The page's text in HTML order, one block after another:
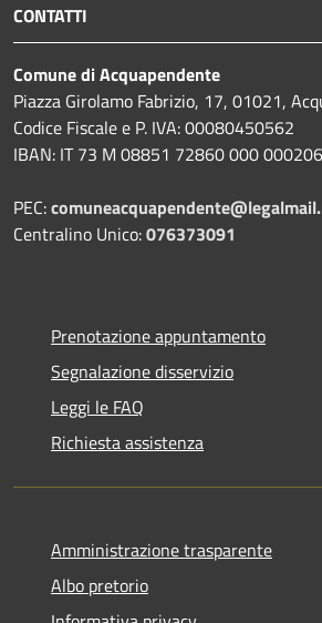
CONTATTI
Comune di Acquapendente
Piazza Girolamo Fabrizio, 17, 01021,
Codice Fiscale e P. IVA: 00080450562
IBAN: IT 73 M 08851 72860 000
PEC:
Centralino Unico:076373091
Prenotazione appuntamento
Segnalazione disservizio
Leggi le FAQ
Richiesta assistenza
Amministrazione trasparente
Albo pretorio